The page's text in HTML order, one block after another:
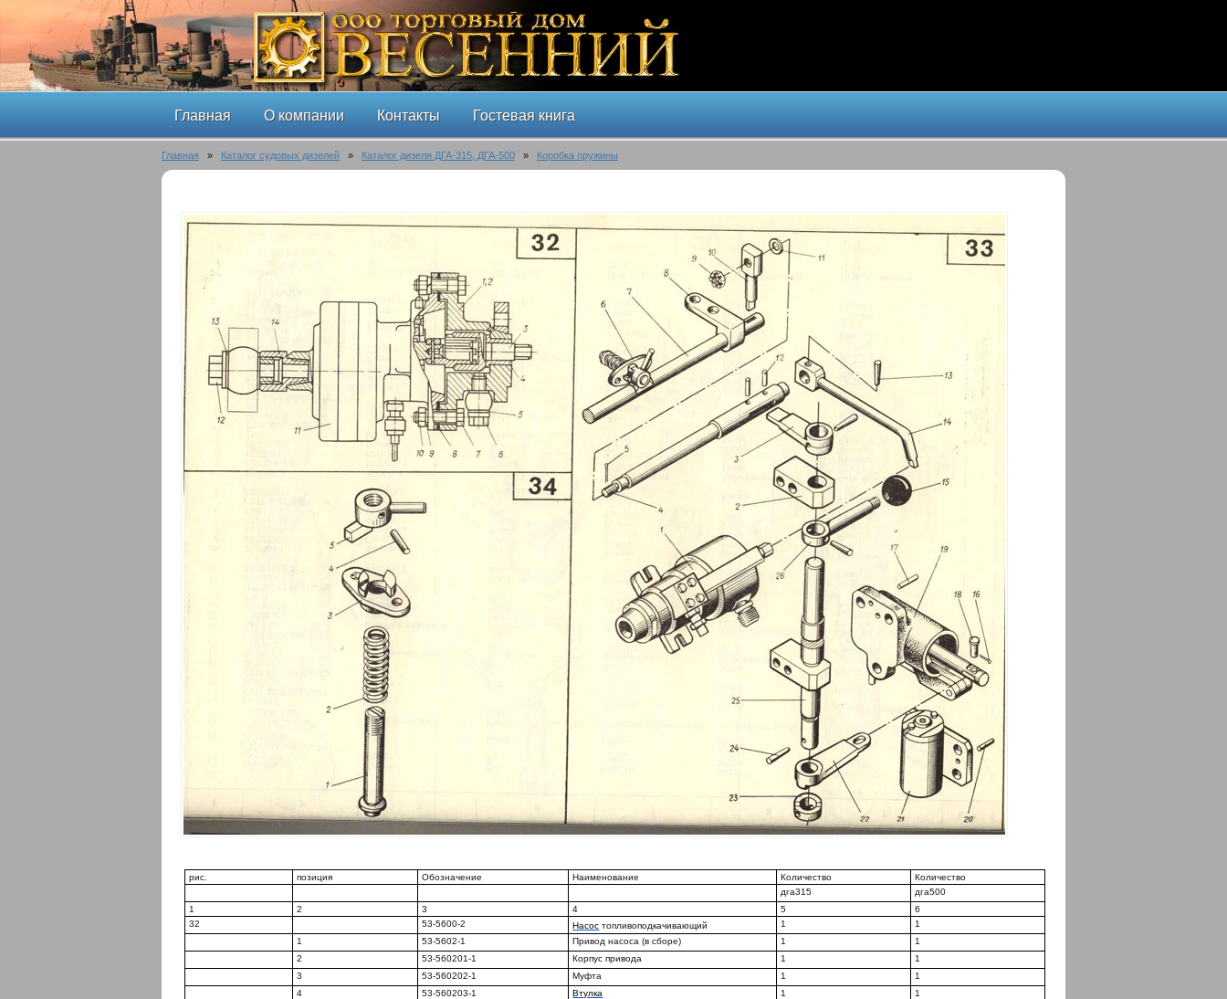
Главная О компании Контакты Гостевая книга
Главная » Каталог судовых дизелей » Каталог дизеля ДГА-315, ДГА-500 » Коробка пружины
рис. позиция Обозначение Наименование Количество
Количество
дга315
дга500
1
2 3 4 5
6
32
53-5600-2 Насос топливоподкачивающий 1
1
1
53-5602-1 Привод насоса (в сборе) 1
1
2
53-560201-1 Корпус привода 1
1
3
53-560202-1 Муфта 1
1
4
53-560203-1 Втулка 1
1